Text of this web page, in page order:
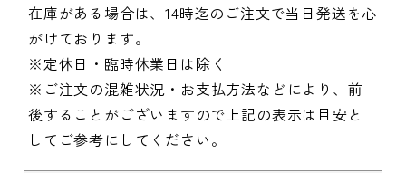
在庫がある場合は、14時迄のご注文で当日発送を心
がけております。
※定休日・臨時休業日は除く
※ご注文の混雑状況・お支払方法などにより、前
後することがございますので上記の表示は目安と
してご参考にしてください。